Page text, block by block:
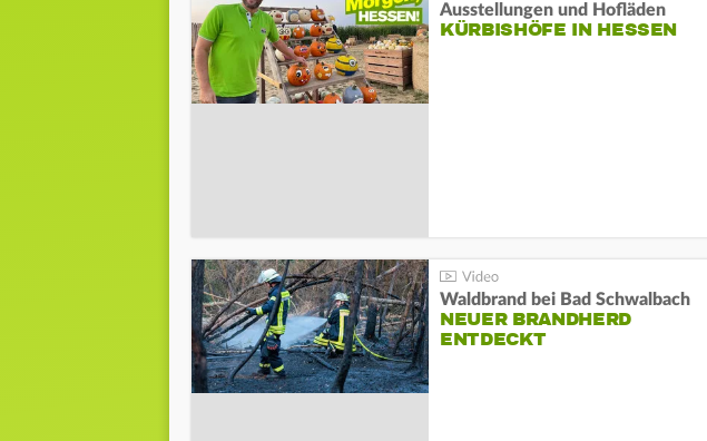
Ausstellungen und Hofläden
KÜRBISHÖFE IN HESSEN
Waldbrand bei Bad Schwalbach
NEUER BRANDHERD
ENTDECKT